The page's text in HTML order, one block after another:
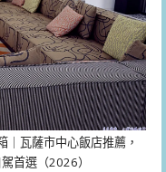
瓦薩市中心飯店推薦，
首選（2026）